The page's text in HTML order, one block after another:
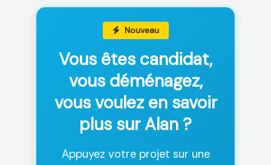
Nouveau
Vous êtes candidat,
vous déménagez,
vous voulez en savoir
plus sur Alan ?
Appuyez votre projet sur une